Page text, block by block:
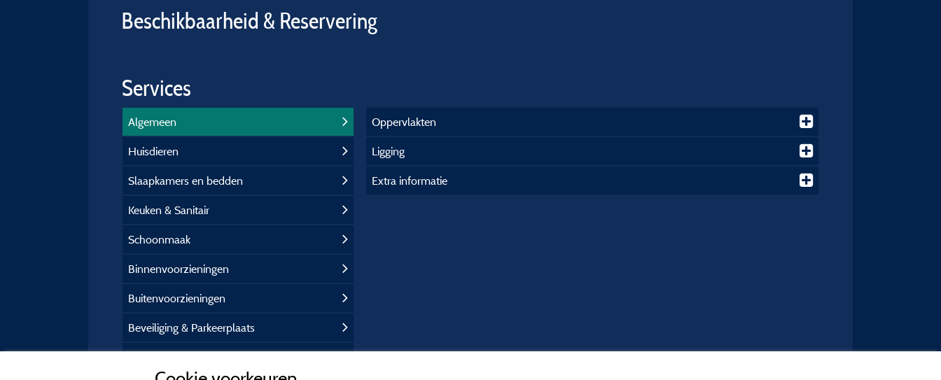
Beschikbaarheid & Reservering
Services
Algemeen
Huisdieren
Slaapkamers en bedden
Keuken & Sanitair
Schoonmaak
Binnenvoorzieningen
Buitenvoorzieningen
Beveiliging & Parkeerplaats
Oppervlakten
Ligging
Extra informatie